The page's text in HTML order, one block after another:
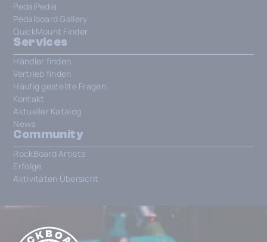
PedalPedia
Pedalboard Gallery
QuickMount Finder
Services
Händler finden
Vertrieb finden
Häufig gestellte Fragen
Kontakt
Aktueller Katalog
News
Community
RockBoard Artists
Erfolge
Aktivitäten Übersicht